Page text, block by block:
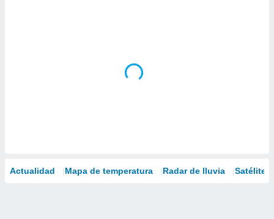
Actualidad Mapa de temperatura Radar de lluvia Satélites